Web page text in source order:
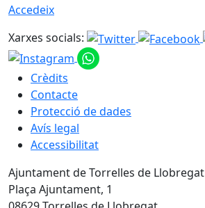
Accedeix
Xarxes socials:
Crèdits
Contacte
Protecció de dades
Avís legal
Accessibilitat
Ajuntament de Torrelles de Llobregat
Plaça Ajuntament, 1